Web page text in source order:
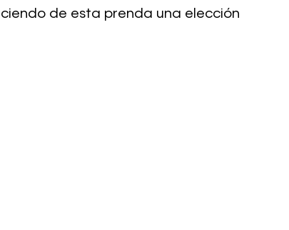
de esta prenda una elección